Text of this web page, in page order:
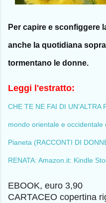
Per capire e sconfiggere
anche la quotidiana
tormentano le donne.
Leggi l'estratto:
CHE TE NE FAI DI
mondo orientale e
Pianeta (RACCONTI DI
RENATA: Amazon.it: Kindle
EBOOK, euro 3,90
CARTACEO copertina